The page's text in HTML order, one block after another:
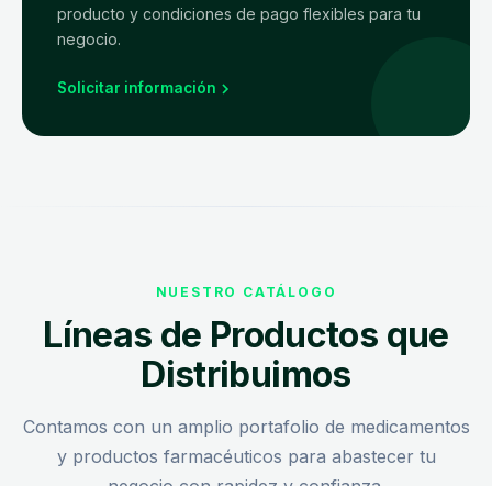
producto y condiciones de pago flexibles para tu
negocio.
Solicitar información
NUESTRO CATÁLOGO
Líneas de Productos que
Distribuimos
Contamos con un amplio portafolio de medicamentos
y productos farmacéuticos para abastecer tu